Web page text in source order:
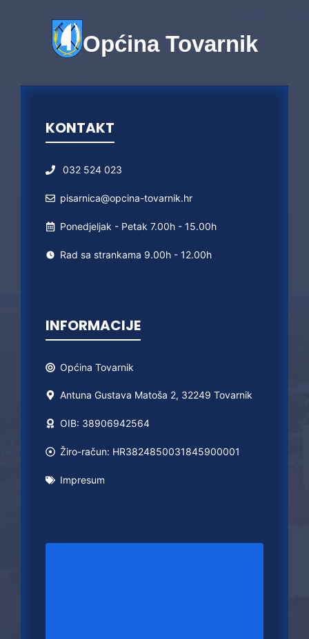
Općina Tovarnik
KONTAKT
032 524 023
pisarnica@opcina-tovarnik.hr
Ponedjeljak - Petak 7.00h - 15.00h
Rad sa strankama 9.00h - 12.00h
INFORMACIJE
Općina Tovarnik
Antuna Gustava Matoša 2, 32249 Tovarnik
OIB: 38906942564
Žiro-račun: HR3824850031845900001
Impresum